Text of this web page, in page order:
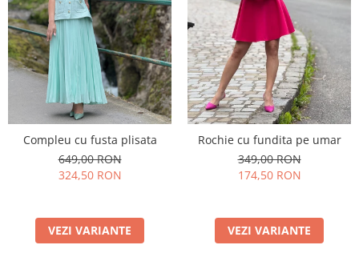
Compleu cu fusta plisata
649,00 RON
324,50 RON
VEZI VARIANTE
Rochie cu fundita pe umar
349,00 RON
174,50 RON
VEZI VARIANTE